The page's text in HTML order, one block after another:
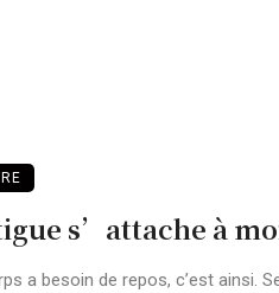
s’attache à
a besoin de repos, c’est ainsi.